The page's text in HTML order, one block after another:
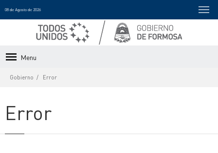
08 de Agosto de 2026
Menu
Gobierno Error
Error